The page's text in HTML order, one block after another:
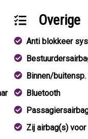
Overige
Anti blokkeer
Binnen/
Bluetooth
Zij airbag(s) voor